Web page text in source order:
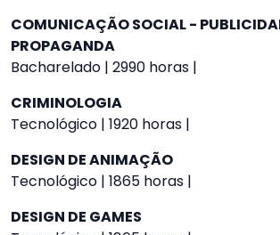
COMUNICAÇÃO SOCIAL -
PROPAGANDA
Bacharelado | 2990 horas |
CRIMINOLOGIA
Tecnológico | 1920 horas |
DESIGN DE ANIMAÇÃO
Tecnológico | 1865 horas |
DESIGN DE GAMES